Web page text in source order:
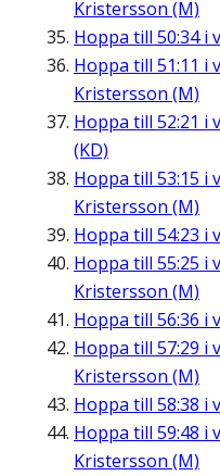
Kristersson (M)
Hoppa till 50:34i
Hoppa till 51:11 i
Kristersson (M)
Hoppa till 52:21 i
(KD)
Hoppa till 53:15 i
Kristersson (M)
Hoppa till 54:23 i
Hoppa till 55:25 i
Kristersson (M)
Hoppa till 56:36 i
Hoppa till 57:29 i
Kristersson (M)
Hoppa till 58:38 i
Hoppa till 59:48 i
Kristersson (M)